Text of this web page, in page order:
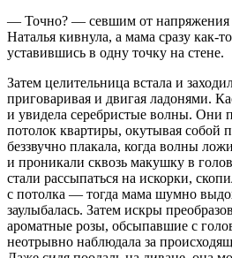
— Точно? — севшим от напряжения
Наталья кивнула, а мама сразу как-
уставившись в одну точку на стене.
Затем целительница встала и
приговаривая и двигая ладонями.
и увидела серебристые волны. Они
потолок квартиры, окутывая собой
беззвучно плакала, когда волны
и проникали сквозь макушку в
стали рассыпаться на искорки,
с потолка — тогда мама шумно
заулыбалась. Затем искры
ароматные розы, обсыпавшие с
неотрывно наблюдала за